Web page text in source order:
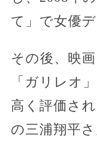
て」で女優デ
その後、映
「ガリレオ
高く評価さ
の三浦翔平